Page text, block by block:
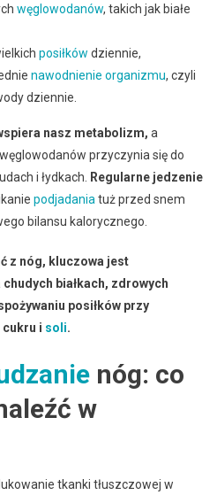
węglowodanów, takich jak białe
posiłków dziennie,
nawodnienie organizmu, czyli
dziennie.
nasz metabolizm, a
przyczynia się do
i łydkach.
Regularne jedzenie
podjadania tuż przed snem
bilansu kalorycznego.
z nóg, kluczowa jest
chudych białkach, zdrowych
posiłków przy
i soli.
nóg: co
w
tkanki tłuszczowej w